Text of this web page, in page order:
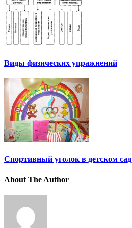
Виды физических упражнений
Спортивный уголок в детском
About The Author